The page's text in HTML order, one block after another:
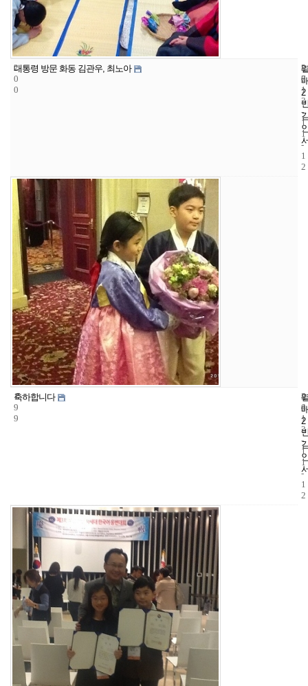
2
0
0
대통령 방문 화동 김관우, 최노아
2
8
7
2
0
1
3
-
1
1
-
1
2
1
9
9
축하합니다
2
4
4
2
0
1
3
-
1
1
-
1
2